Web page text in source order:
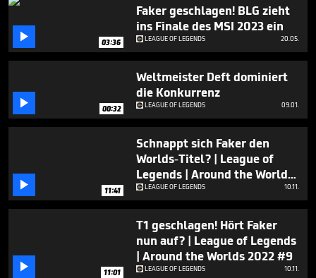
 03:36
Faker geschlagen! BLG zieht
ins Finale des MSI 2023 ein
LEAGUE OF LEGENDS 20.05.
 00:32
Weltmeister Deft dominiert
die Konkurrenz
LEAGUE OF LEGENDS 09.01.
 11:41
Schnappt sich Faker den
Worlds-Titel? | League of
Legends | Around the Worlds
2022 #8
LEAGUE OF LEGENDS 10.11.
 11:01
T1 geschlagen! Hört Faker
nun auf? | League of Legends
| Around the Worlds 2022 #9
LEAGUE OF LEGENDS 10.11.